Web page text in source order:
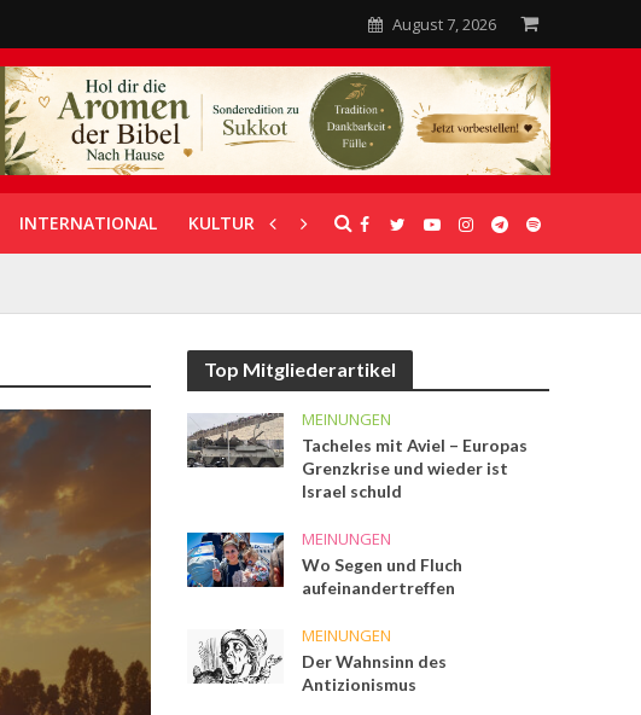
August 7, 2026
INTERNATIONAL KULTUR UNTERSTÜTZUNG
Top Mitgliederartikel
MEINUNGEN
Tacheles mit Aviel – Europas
Grenzkrise und wieder ist
Israel schuld
MEINUNGEN
Wo Segen und Fluch
aufeinandertreffen
MEINUNGEN
Der Wahnsinn des
Antizionismus